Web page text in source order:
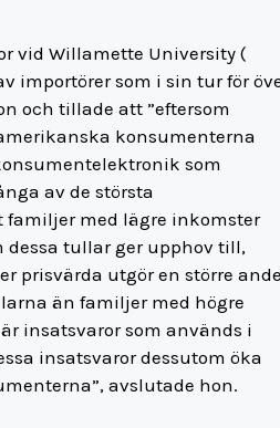
vid Willamette University (
importörer som i sin tur för
och tillade att ”eftersom
konsumenterna
som
av de största
familjer med lägre inkomster
tullar ger upphov till,
prisvärda utgör en större
än familjer med högre
insatsvaror som används i
insatsvaror dessutom öka
avslutade hon.